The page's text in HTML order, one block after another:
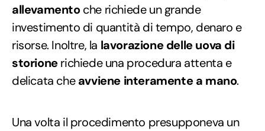
allevamentoche richiede un grande
investimento di quantità di tempo, denaro e
risorse. Inoltre, la lavorazione delle uova di
storionerichiede una procedura attenta e
delicata cheavviene interamente a mano.
Una volta il procedimento presupponeva un